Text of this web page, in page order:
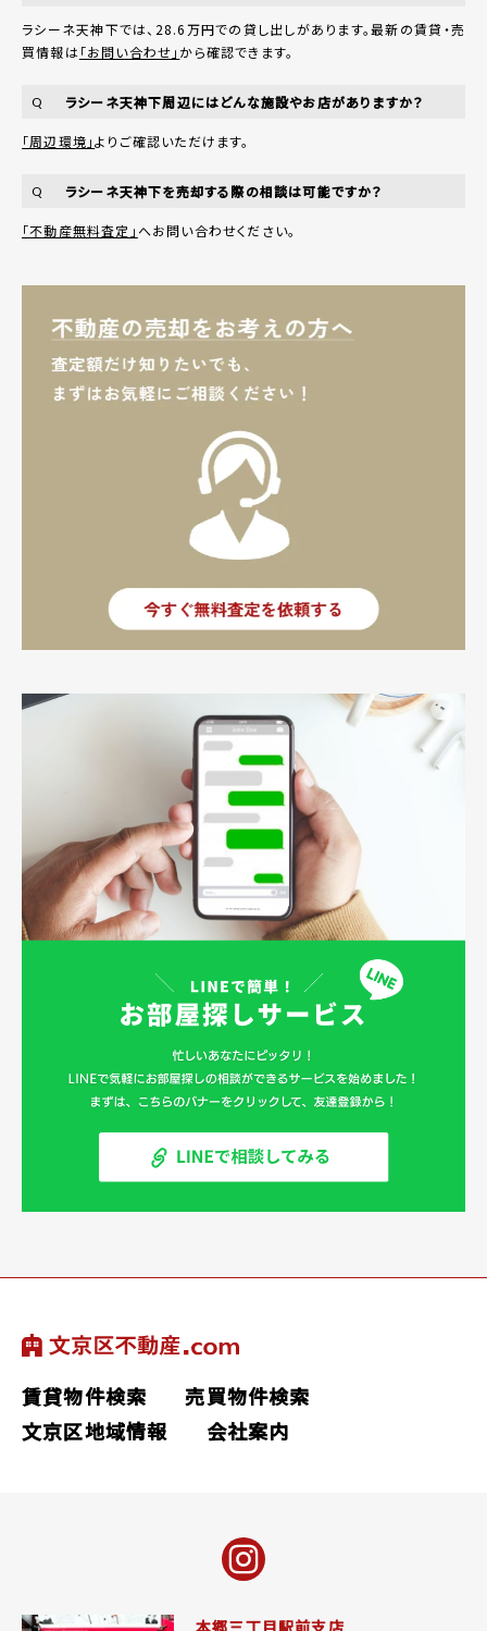
ラシーネ天神下では、28.6万円での貸し出しがあります。最新の賃貸・売
買情報は「お問い合わせ」 から確認できます。
Q ラシーネ天神下周辺にはどんな施設やお店がありますか？
「周辺環境」よりご確認いただけます。
Q ラシーネ天神下を売却する際の相談は可能ですか？
「不動産無料査定」へお問い合わせください。
賃貸物件検索
売買物件検索
文京区地域情報
会社案内